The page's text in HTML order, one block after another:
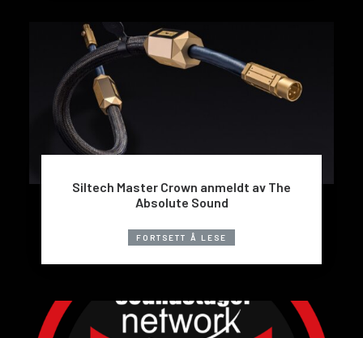
Siltech Master Crown anmeldt av The
Absolute Sound
FORTSETT Å LESE